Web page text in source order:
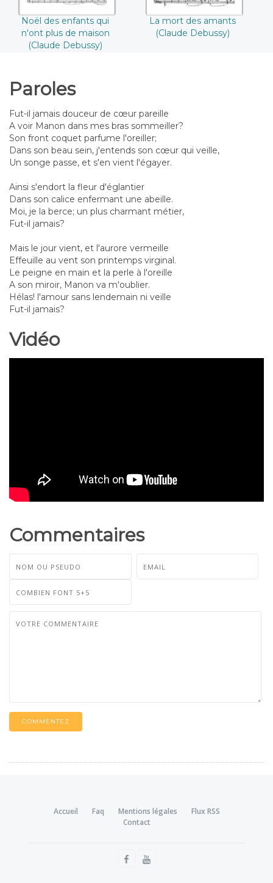
Noël des enfants qui
n'ont plus de maison
(Claude Debussy)
La mort des amants
(Claude Debussy)
Paroles
Fut-il jamais douceur de cœur pareille
A voir Manon dans mes bras sommeiller?
Son front coquet parfume l'oreiller;
Dans son beau sein, j'entends son cœur qui veille,
Un songe passe, et s'en vient l'égayer.
Ainsi s'endort la fleur d'églantier
Dans son calice enfermant une abeille.
Moi, je la berce; un plus charmant métier,
Fut-il jamais?
Mais le jour vient, et l'aurore vermeille
Effeuille au vent son printemps virginal.
Le peigne en main et la perle à l'oreille
A son miroir, Manon va m'oublier.
Hélas! l'amour sans lendemain ni veille
Fut-il jamais?
Vidéo
Commentaires
COMMENTEZ
Accueil Faq Mentions légales
Flux RSS
Contact